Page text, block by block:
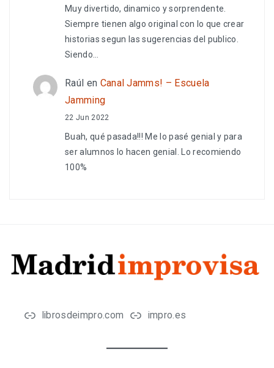
Muy divertido, dinamico y sorprendente.
Siempre tienen algo original con lo que crear
historias segun las sugerencias del publico.
Siendo…
Raúl en Canal Jamms! – Escuela
Jamming
22 Jun 2022
Buah, qué pasada!!! Me lo pasé genial y para
ser alumnos lo hacen genial. Lo recomiendo
100%
librosdeimpro.com impro.es